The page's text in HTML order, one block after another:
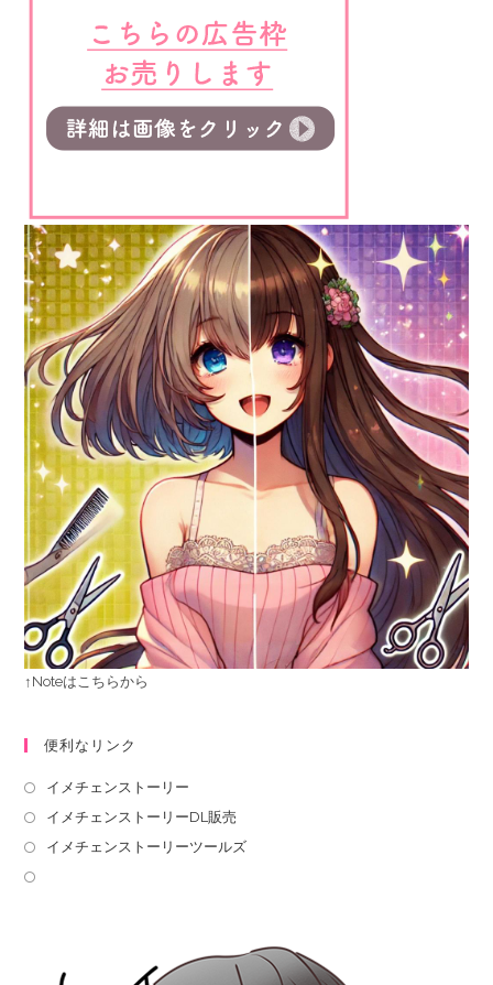
↑Noteはこちらから
便利なリンク
イメチェンストーリー
イメチェンストーリーDL販売
イメチェンストーリーツールズ